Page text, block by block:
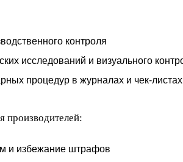
контроля
исследований и визуального
процедур в журналах и чек-листах
производителей:
и избежание штрафов